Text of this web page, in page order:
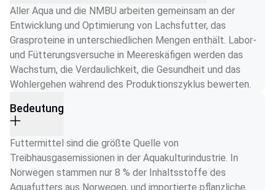
Aller Aqua und die NMBU arbeiten gemeinsam an der
Entwicklung und Optimierung von Lachsfutter, das
Grasproteine in unterschiedlichen Mengen enthält. Labor-
und Fütterungsversuche in Meereskäfigen werden das
Wachstum, die Verdaulichkeit, die Gesundheit und das
Wohlergehen während des Produktionszyklus bewerten.
Bedeutung
Futtermittel sind die größte Quelle von
Treibhausgasemissionen in der Aquakulturindustrie. In
Norwegen stammen nur 8 % der Inhaltsstoffe des
Aquafutters aus Norwegen, und importierte pflanzliche